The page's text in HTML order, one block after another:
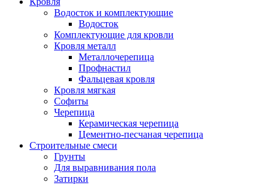
Водосток и комплектующие
Водосток
Комплектующие для кровли
Кровля металл
Металлочерепица
Профнастил
Фальцевая кровля
Кровля мягкая
Софиты
Черепица
Керамическая черепица
Цементно-песчаная черепица
Строительные смеси
Грунты
Для выравнивания пола
Затирки